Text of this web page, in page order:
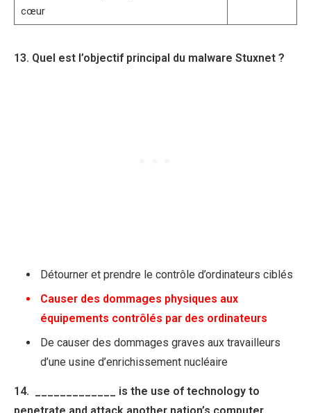
cœur
13. Quel est l’objectif principal du malware Stuxnet ?
Détourner et prendre le contrôle d’ordinateurs ciblés
Causer des dommages physiques aux
équipements contrôlés par des ordinateurs
De causer des dommages graves aux travailleurs
d’une usine d’enrichissement nucléaire
14. _____________ is the use of technology to